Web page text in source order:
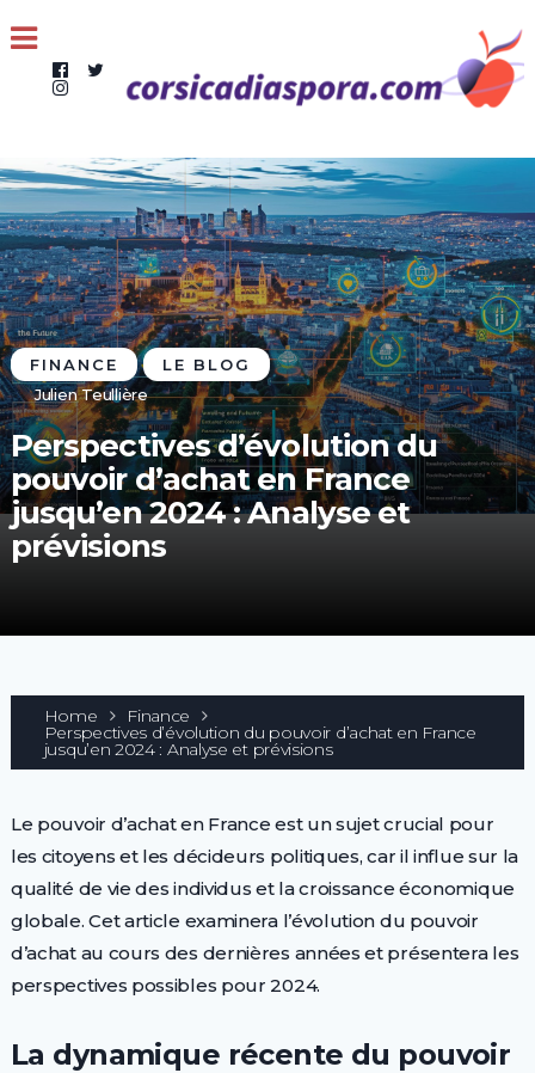
FINANCE
LE BLOG
Julien Teullière
Perspectives d’évolution du
pouvoir d’achat en France
jusqu’en 2024 : Analyse et
prévisions
Home Finance
Perspectives d’évolution du pouvoir d’achat en France
jusqu’en 2024 : Analyse et prévisions
Le pouvoir d’achat en France est un sujet crucial pour
les citoyens et les décideurs politiques, car il influe sur la
qualité de vie des individus et la croissance économique
globale. Cet article examinera l’évolution du pouvoir
d’achat au cours des dernières années et présentera les
perspectives possibles pour 2024.
La dynamique récente du pouvoir